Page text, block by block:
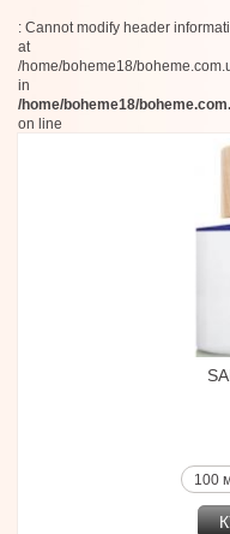
Theodoros Kalotinis
Infiniment Coty Paris
Ermenegildo Zegna
Solferino Paris
Mutis Nueva
: Cannot modify header
at
/home/boheme18/
in
/home/boheme18/
on line
100